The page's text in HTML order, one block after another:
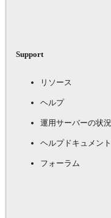
Support
リソース
ヘルプ
運用サーバーの状況
ヘルプドキュメント
フォーラム